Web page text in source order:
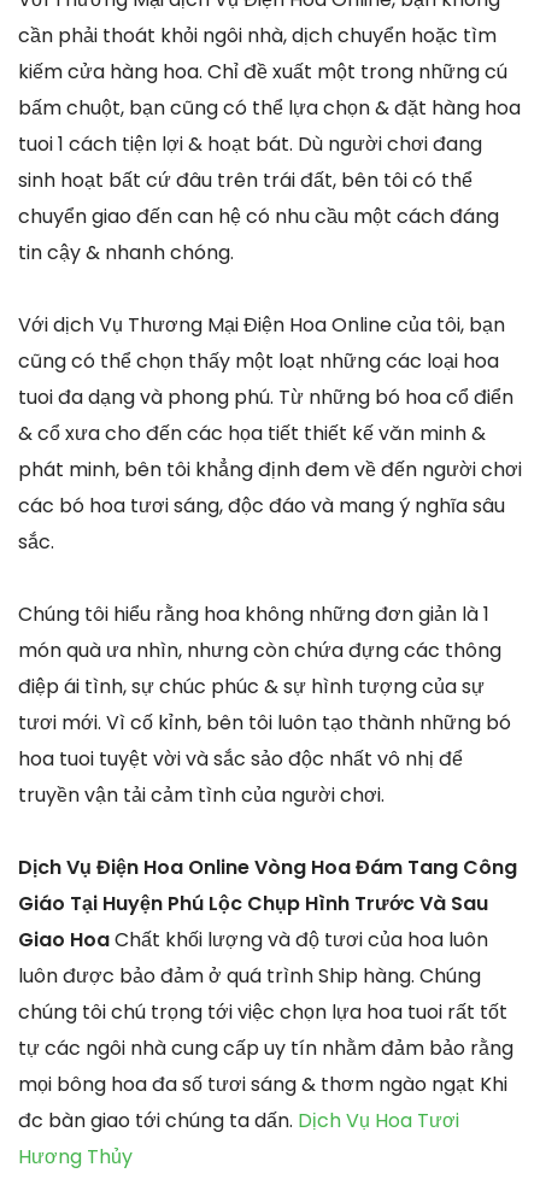
cần phải thoát khỏi ngôi nhà, dịch chuyển hoặc tìm
kiếm cửa hàng hoa. Chỉ đề xuất một trong những cú
bấm chuột, bạn cũng có thể lựa chọn & đặt hàng hoa
tuoi 1 cách tiện lợi & hoạt bát. Dù người chơi đang
sinh hoạt bất cứ đâu trên trái đất, bên tôi có thể
chuyển giao đến can hệ có nhu cầu một cách đáng
tin cậy & nhanh chóng.
Với dịch Vụ Thương Mại Điện Hoa Online của tôi, bạn
cũng có thể chọn thấy một loạt những các loại hoa
tuoi đa dạng và phong phú. Từ những bó hoa cổ điển
& cổ xưa cho đến các họa tiết thiết kế văn minh &
phát minh, bên tôi khẳng định đem về đến người chơi
các bó hoa tươi sáng, độc đáo và mang ý nghĩa sâu
sắc.
Chúng tôi hiểu rằng hoa không những đơn giản là 1
món quà ưa nhìn, nhưng còn chứa đựng các thông
điệp ái tình, sự chúc phúc & sự hình tượng của sự
tươi mới. Vì cố kỉnh, bên tôi luôn tạo thành những bó
hoa tuoi tuyệt vời và sắc sảo độc nhất vô nhị để
truyền vận tải cảm tình của người chơi.
Dịch Vụ Điện Hoa Online Vòng Hoa Đám Tang Công
Giáo Tại Huyện Phú Lộc Chụp Hình Trước Và Sau
Giao HoaChất khối lượng và độ tươi của hoa luôn
luôn được bảo đảm ở quá trình Ship hàng. Chúng
chúng tôi chú trọng tới việc chọn lựa hoa tuoi rất tốt
tự các ngôi nhà cung cấp uy tín nhằm đảm bảo rằng
mọi bông hoa đa số tươi sáng & thơm ngào ngạt Khi
đc bàn giao tới chúng ta dấn. Dịch Vụ Hoa Tươi
Hương Thủy